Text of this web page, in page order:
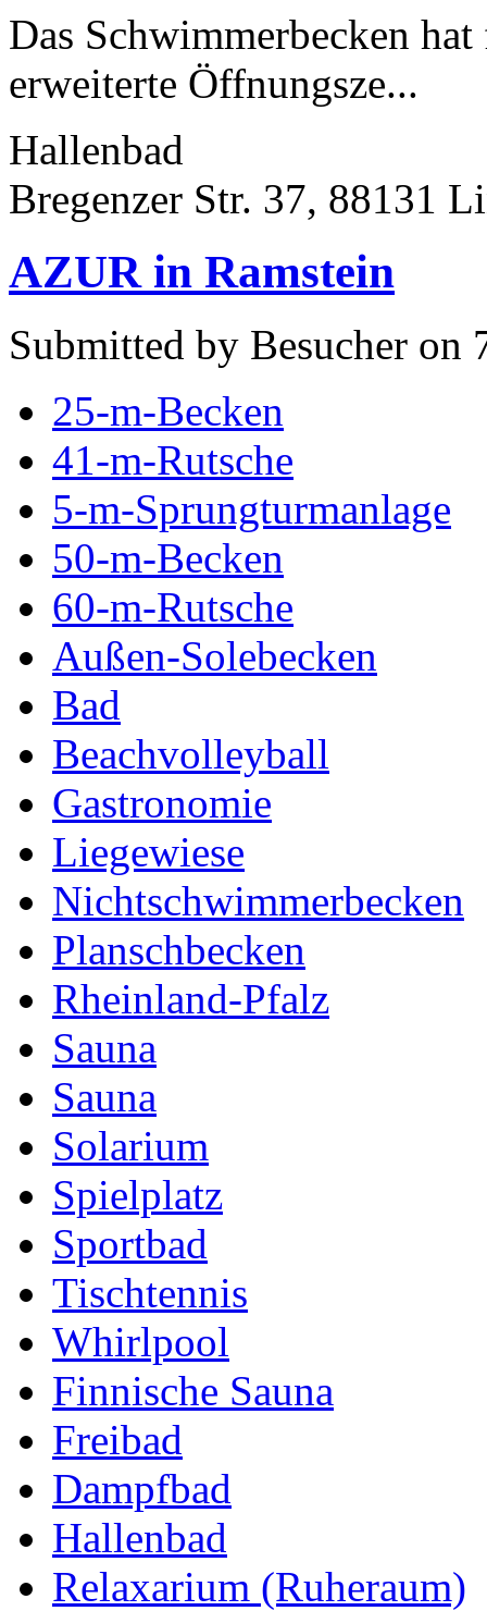
Das Schwimmerbecken
erweiterte Öffnungsze...
Hallenbad
Bregenzer Str. 37, 88131
AZUR in Ramstein
Submitted by Besucher on
25-m-Becken
41-m-Rutsche
5-m-Sprungturmanlage
50-m-Becken
60-m-Rutsche
Außen-Solebecken
Bad
Beachvolleyball
Gastronomie
Liegewiese
Nichtschwimmerbecken
Planschbecken
Rheinland-Pfalz
Sauna
Sauna
Solarium
Spielplatz
Sportbad
Tischtennis
Whirlpool
Finnische Sauna
Freibad
Dampfbad
Hallenbad
Relaxarium (Ruheraum)